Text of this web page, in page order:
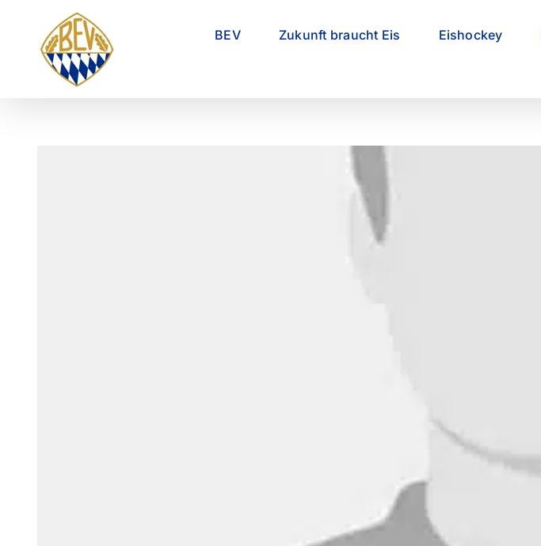
springen
BEV Zukunft braucht Eis Eishockey